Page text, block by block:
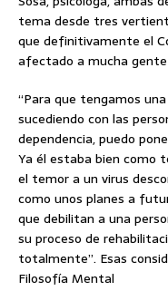
tema desde tres
que definitivamente el
afectado a mucha
“Para que tengamos
sucediendo con las
dependencia, puedo
Ya él estaba bien como
el temor a un virus
como unos planes a
que debilitan a una
su proceso de
totalmente”. Esas
Filosofía Mental